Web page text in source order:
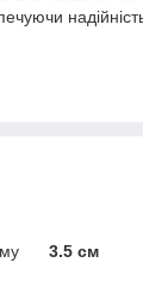
3.5 см